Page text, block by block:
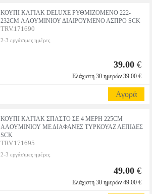
ΚΟΥΠΙ ΚΑΓΙΑΚ DELUXE ΡΥΘΜΙΖΟΜΕΝΟ 222-
232CM ΑΛΟΥΜΙΝΙΟΥ ΔΙΑΙΡΟΥΜΕΝΟ ΑΣΠΡΟ SCK
TRV.171690
2-3 εργάσιμες ημέρες
39.00 €
Ελάχιστη 30 ημερών 39.00 €
Αγορά
ΚΟΥΠΙ ΚΑΓΙΑΚ ΣΠΑΣΤΟ ΣΕ 4 ΜΕΡΗ 225CM
ΑΛΟΥΜΙΝΙΟΥ ΜΕ ΔΙΑΦΑΝΕΣ ΤΥΡΚΟΥΑΖ ΛΕΠΙΔΕΣ
SCK
TRV.171695
2-3 εργάσιμες ημέρες
49.00 €
Ελάχιστη 30 ημερών 49.00 €